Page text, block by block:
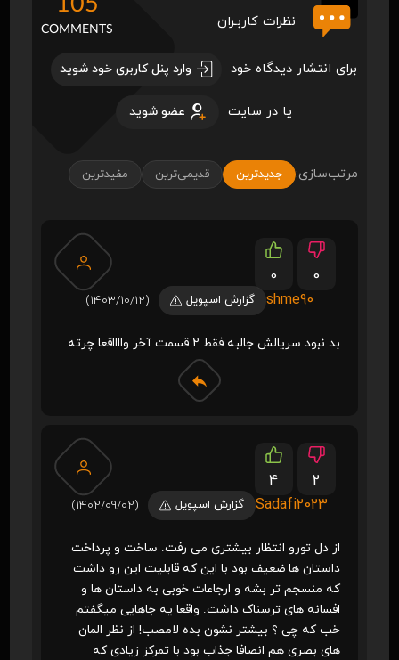
نظرات کاربـران COMMENTS
برای انتشار دیدگاه خود وارد پنل کاربری خود شوید
یا در سایت عضو شوید
مرتب‌سازی: جدیدترین قدیمی‌ترین مفیدترین
0
0
shme90
گزارش اسپویل (1403/10/12)
بد نبود سریالش جالبه فقط ۲ قسمت آخر وااااقعا چرته
4
2
Sadafi2023
گزارش اسپویل (1402/09/02)
از دل تورو انتظار بیشتری می رفت. ساخت و پرداخت
داستان ها ضعیف بود با این که قابلیت این رو داشت
که منسجم تر بشه و ارجاعات خوبی به داستان ها و
افسانه های ترسناک داشت. واقعا یه جاهایی میگفتم
خب که چی ؟ بیشتر نشون بده لامصب! از نظر المان
های بصری هم انصافا جذاب بود با تمرکز زیادی که